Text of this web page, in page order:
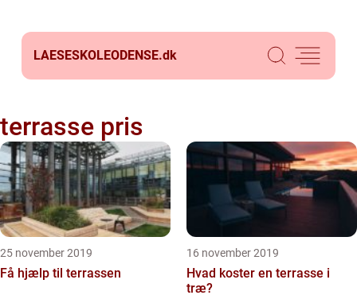
LAESESKOLEODENSE.dk
terrasse pris
25 november 2019
Få hjælp til terrassen
16 november 2019
Hvad koster en terrasse i
træ?